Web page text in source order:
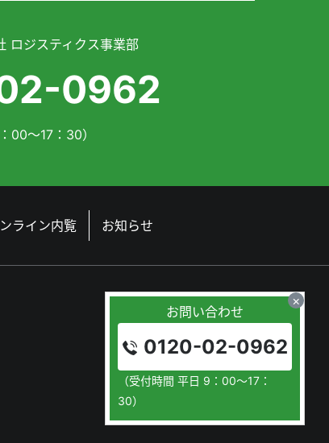
×
お問い合わせ
0120-02-0962
（受付時間 平日 9：00～17：
30）
ロジスティクス事業部
0962
00～17：30）
ライン内覧 お知らせ